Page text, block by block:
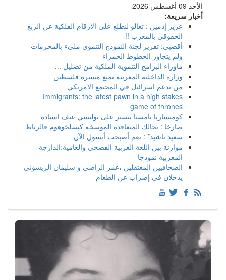
الأحد 09 أغسطس 2026
أخبار سريعة:
عزيز إدمين : تعالو لنطلع على الارقام الفلكية عن الربع
الحقوقي بالمغرب !!
أقصبي: تقرير لجنة النمودج التنموي مليء بالمحرمات
ولم يتجاوز الخطوط الحمراء
ماوراء البرامج التنموية الملكية من تضليل ...
وزارة الداخلية المغربية تمنع مسيرة فلسطين
من يدعم اسرائيل في المجتمع الامريكي
Immigrants: the latest pawn in a high stakes
game of thrones
كوميساريا تامسنا تتستر على بوليسي عنف استادة
صارخا : بحالك المتعاقدة الموسخة كنسلخوهوم فالرباط
سعيد ناشيد* : نعم أصبحت أتسول الآن
موازنة بين اللغة العربية الفصحى والعامية:الدارجة
المغربية نموذجا
الصحافيين المعتقلين ،عمر الراضي و سليمان الريسوني
يدخلان في إضراب عن الطعام